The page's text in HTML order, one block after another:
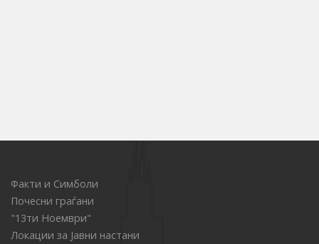
Факти и Симболи
Почесни граѓани
"13ти Ноември"
Локации за Јавни настани